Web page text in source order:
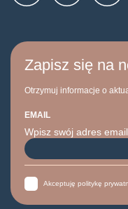
Zapisz się na
Otrzymuj informacje o
EMAIL
Akceptuję politykę